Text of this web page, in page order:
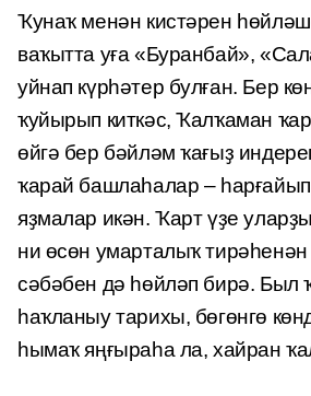
Ҡунаҡ менән кистәрен
ваҡытта уға «Буранбай»,
уйнап күрһәтер булған. Бер
ҡуйырып киткәс, Ҡалҡаман
өйгә бер бәйләм ҡағыҙ
ҡарай башлаһалар – һарғайып
яҙмалар икән. Ҡарт үҙе
ни өсөн умарталыҡ
сәбәбен дә һөйләп бирә. Был
һаҡланыу тарихы, бөгөнгө
һымаҡ яңғыраһа ла, хайран